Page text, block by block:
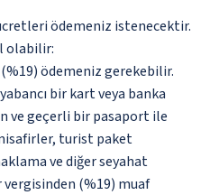
ödemeniz istenecektir.
olabilir:
ödemeniz gerekebilir.
bir kart veya banka
ve geçerli bir pasaport ile
turist paket
ve diğer seyahat
(%19) muaf